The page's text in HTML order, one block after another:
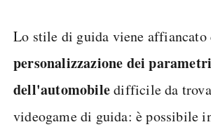
Lo stile di guida viene affiancato
personalizzazione dei parametri
dell'automobiledifficile da
videogame di guida: è possibile